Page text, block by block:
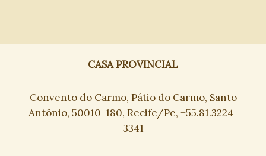
CASA PROVINCIAL
Convento do Carmo, Pátio do Carmo, Santo
Antônio, 50010-180, Recife/Pe, +55.81.3224-
3341